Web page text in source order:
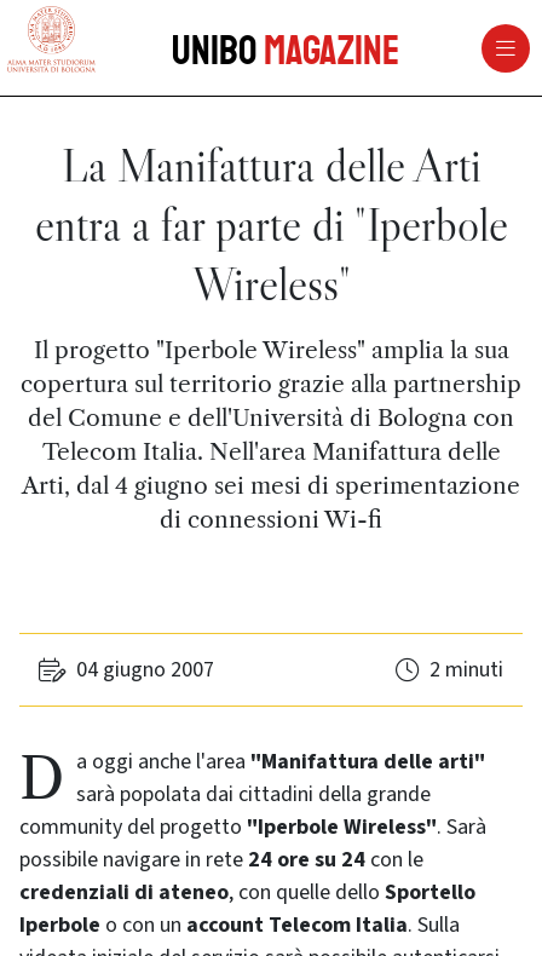
vai al contenuto della pagina
UniboMagazine
La Manifattura delle Arti
entra a far parte di "Iperbole
Wireless"
Il progetto "Iperbole Wireless" amplia la sua
copertura sul territorio grazie alla partnership
del Comune e dell'Università di Bologna con
Telecom Italia. Nell'area Manifattura delle
Arti, dal 4 giugno sei mesi di sperimentazione
di connessioni Wi-fi
04 giugno 2007 2 minuti
Da oggi anche l'area "Manifattura delle arti"
sarà popolata dai cittadini della grande
community del progetto "Iperbole Wireless". Sarà
possibile navigare in rete 24 ore su 24 con le
credenziali di ateneo, con quelle dello Sportello
Iperbole o con un account Telecom Italia. Sulla